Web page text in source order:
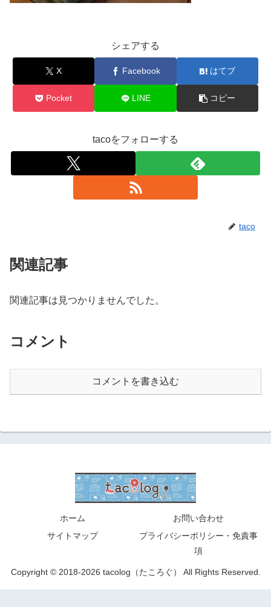
シェアする
X Facebook はてブ
Pocket LINE コピー
tacoをフォローする
taco
関連記事
関連記事は見つかりませんでした。
コメント
コメントを書き込む
ホーム
お問い合わせ
サイトマップ
プライバシーポリシー・免責事
項
Copyright © 2018-2026 tacolog（たころぐ） All Rights Reserved.